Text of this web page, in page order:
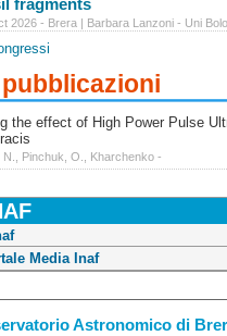
fragments
2026 - Brera | Barbara Lanzoni - Uni
the effect of High Power Pulse
, N., Pinchuk, O., Kharchenko -
Media Inaf
Astronomico di